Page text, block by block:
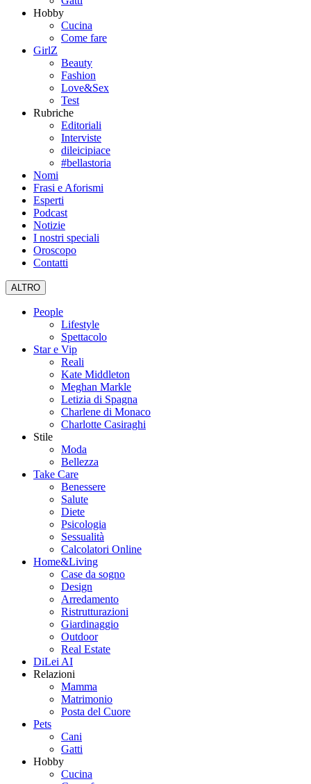
Hobby
Cucina
Come fare
GirlZ
Beauty
Fashion
Love&Sex
Test
Rubriche
Editoriali
Interviste
dileicipiace
#bellastoria
Nomi
Frasi e Aforismi
Esperti
Podcast
Notizie
I nostri speciali
Oroscopo
Contatti
ALTRO
People
Lifestyle
Spettacolo
Star e Vip
Reali
Kate Middleton
Meghan Markle
Letizia di Spagna
Charlene di Monaco
Charlotte Casiraghi
Stile
Moda
Bellezza
Take Care
Benessere
Salute
Diete
Psicologia
Sessualità
Calcolatori Online
Home&Living
Case da sogno
Design
Arredamento
Ristrutturazioni
Giardinaggio
Outdoor
Real Estate
DiLei AI
Relazioni
Mamma
Matrimonio
Posta del Cuore
Pets
Cani
Gatti
Hobby
Cucina